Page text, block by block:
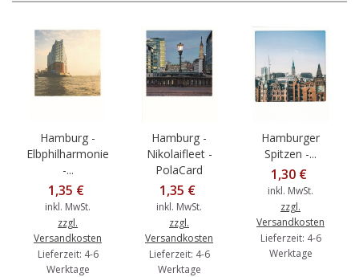
Hamburg -
Elbphilharmonie
-...
1,35 €
inkl. MwSt.
zzgl.
Versandkosten
Lieferzeit: 4-6
Werktage
Hamburg -
Nikolaifleet -
PolaCard
1,35 €
inkl. MwSt.
zzgl.
Versandkosten
Lieferzeit: 4-6
Werktage
Hamburger
Spitzen -...
1,30 €
inkl. MwSt.
zzgl.
Versandkosten
Lieferzeit: 4-6
Werktage